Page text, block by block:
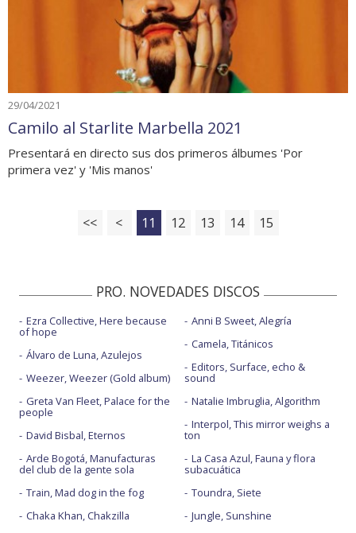
29/04/2021
Camilo al Starlite Marbella 2021
Presentará en directo sus dos primeros álbumes 'Por
primera vez' y 'Mis manos'
<< < 11 12 13 14 15
PRO. NOVEDADES DISCOS
Ezra Collective, Here because
of hope
Álvaro de Luna, Azulejos
Weezer, Weezer (Gold album)
Greta Van Fleet, Palace for the
people
David Bisbal, Eternos
Arde Bogotá, Manufacturas
del club de la gente sola
Train, Mad dog in the fog
Chaka Khan, Chakzilla
Anni B Sweet, Alegría
Camela, Titánicos
Editors, Surface, echo &
sound
Natalie Imbruglia, Algorithm
Interpol, This mirror weighs a
ton
La Casa Azul, Fauna y flora
subacuática
Toundra, Siete
Jungle, Sunshine